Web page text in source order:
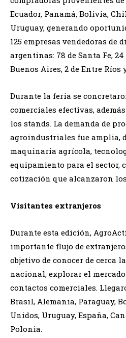
Ecuador, Panamá, Bolivia,
Uruguay, generando
125 empresas vendedoras
argentinas: 78 de Santa Fe, 24
Buenos Aires, 2 de Entre Ríos
Durante la feria se
comerciales efectivas,
los stands. La demanda de
agroindustriales fue amplia,
maquinaria agrícola,
equipamiento para el sector,
cotización que alcanzaron los
Visitantes extranjeros
Durante esta edición,
importante flujo de
objetivo de conocer de cerca
nacional, explorar el
contactos comerciales.
Brasil, Alemania, Paraguay,
Unidos, Uruguay, España,
Polonia.